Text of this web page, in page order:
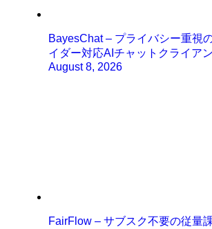
BayesChat – プライバシー重視
イダー対応AIチャットクライア
August 8, 2026
FairFlow – サブスク不要の従量